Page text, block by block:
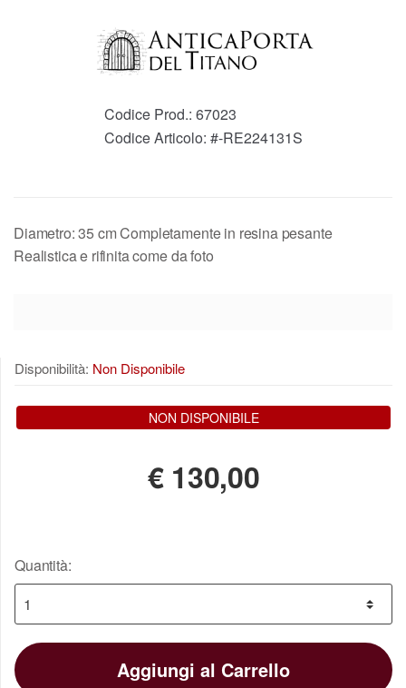
Codice Prod.: 67023
Codice Articolo: #-RE224131S
Diametro: 35 cm Completamente in resina pesante
Realistica e rifinita come da foto
Disponibilità: Non Disponibile
NON DISPONIBILE
€ 130,00
Quantità:
Aggiungi al Carrello